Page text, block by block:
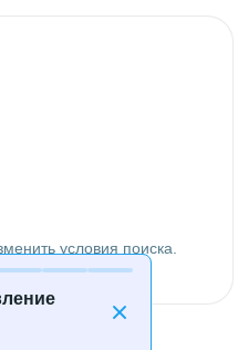
условия поиска.